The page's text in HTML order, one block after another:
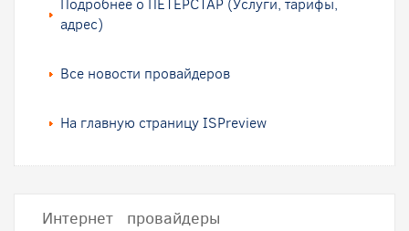
Подробнее о ПЕТЕРСТАР (Услуги, тарифы,
адрес)
Все новости провайдеров
На главную страницу ISPreview
Интернет провайдеры